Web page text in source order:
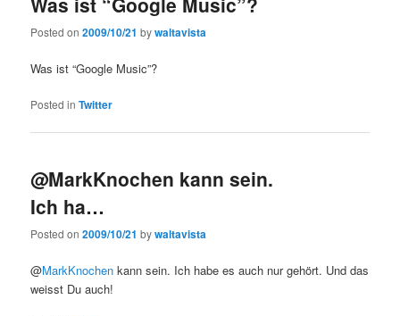
Posted on2009/10/21 bywaltavista
Was ist “Google Music”?
Posted in Twitter
@MarkKnochen kann sein.
Ich ha…
Posted on2009/10/21 bywaltavista
@MarkKnochen kann sein. Ich habe es auch nur gehört. Und das
weisst Du auch!